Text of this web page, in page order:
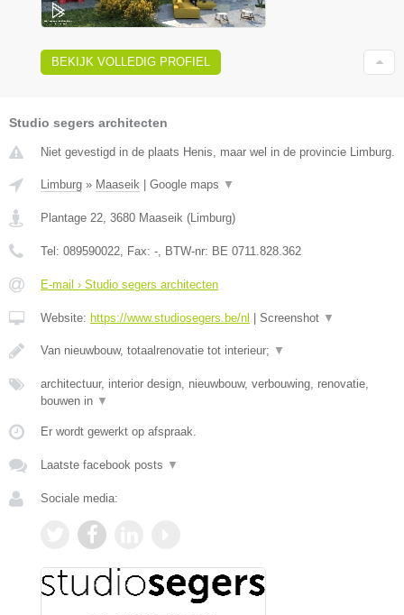
BEKIJK VOLLEDIG PROFIEL
Studio segers architecten
Niet gevestigd in de plaats Henis, maar wel in de provincie Limburg.
Limburg » Maaseik Google maps ▼
Plantage 22, 3680 Maaseik (Limburg)
Tel: 089590022, Fax: -, BTW-nr: BE 0711.828.362
E-mail › Studio segers architecten
Website: https://www.studiosegers.be/nl Screenshot ▼
Van nieuwbouw, totaalrenovatie tot interieur; ▼
architectuur, interior design, nieuwbouw, verbouwing, renovatie,
bouwen in ▼
Er wordt gewerkt op afspraak.
Laatste facebook posts ▼
Sociale media: